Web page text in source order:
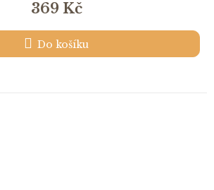
369 Kč
Do košíku